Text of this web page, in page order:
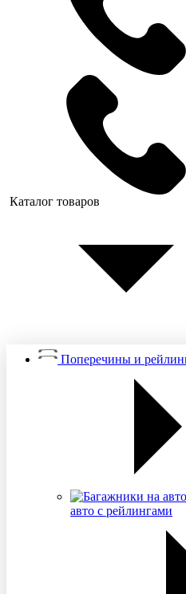
Каталог товаров
Поперечины и
авто с рейлингами